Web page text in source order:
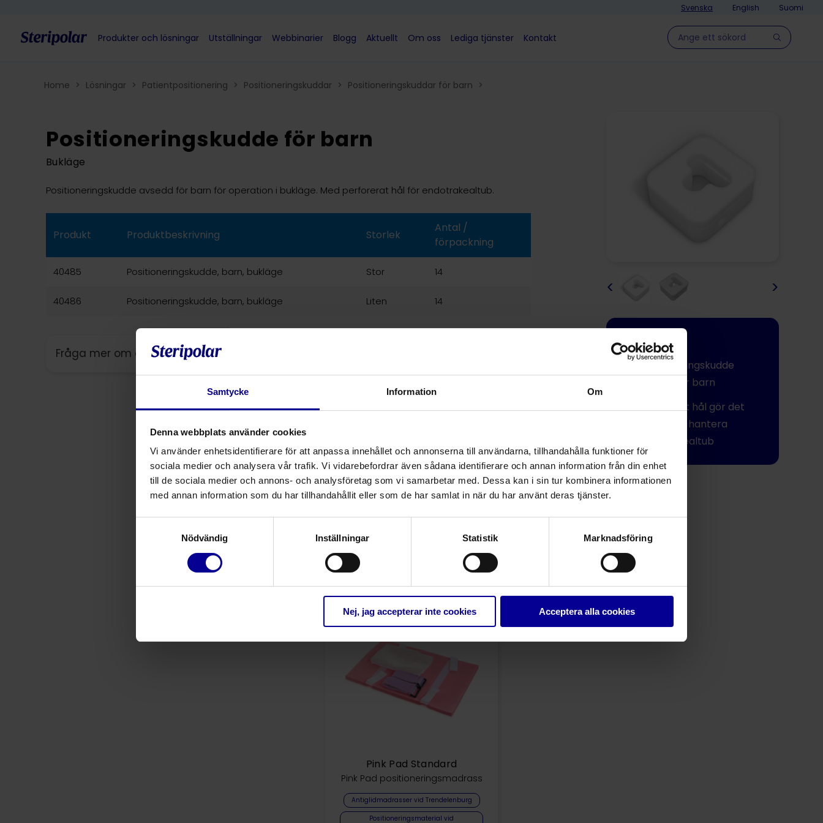
Samtycke Information Om
Denna webbplats använder cookies
Vi använder enhetsidentifierare för att anpassa innehållet och annonserna till användarna, tillhandahålla funktioner för
sociala medier och analysera vår trafik. Vi vidarebefordrar även sådana identifierare och annan information från din enhet
till de sociala medier och annons- och analysföretag som vi samarbetar med. Dessa kan i sin tur kombinera informationen
med annan information som du har tillhandahållit eller som de har samlat in när du har använt deras tjänster.
Nödvändig
Inställningar Statistik Marknadsföring
Nej, jag accepterar inte cookies Acceptera alla cookies
Svenska English Suomi
Produkter och lösningar Utställningar Webbinarier Blogg Aktuellt Om oss Lediga tjänster Kontakt Hae sivulla
Home > Lösningar > Patientpositionering > Positioneringskuddar > Positioneringskuddar för barn >
Positioneringskudde för barn
Bukläge
Positioneringskudde avsedd för barn för operation i bukläge. Med perforerat hål för endotrakealtub.
Produkt Produktbeskrivning Storlek
Antal /
förpackning
40485 Positioneringskudde, barn, bukläge Stor 14
40486 Positioneringskudde, barn, bukläge Liten 14
Fråga mer om denna produkt
>
<
Engångs
Positioneringskudde
avsedd för barn
Perforerat hål gör det
enkelt att hantera
endotrakealtub
Dela
Relaterade produkter
Pink Pad Standard
Pink Pad positioneringsmadrass
Antiglidmadrasser vid Trendelenburg
Positioneringsmaterial vid